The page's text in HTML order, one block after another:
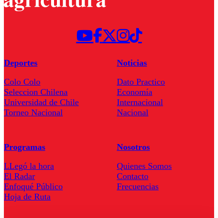
Deportes
Colo Colo
Seleccion Chilena
Universidad de Chile
Torneo Nacional
Noticias
Dato Practico
Economía
Internacional
Nacional
Programas
LLegó la hora
El Radar
Enfoqué Público
Hoja de Ruta
Nosotros
Quienes Somos
Contacto
Frecuencias